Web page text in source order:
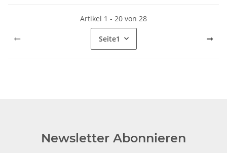
Artikel 1 - 20 von 28
Seite1
Newsletter Abonnieren